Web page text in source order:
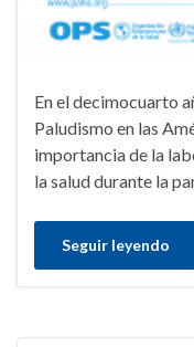
En el decimocuarto
Paludismo en las
importancia de la
la salud durante la
Seguir leyendo